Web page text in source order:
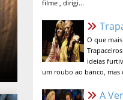
O que
ideias
um roubo ao banco, mas
A Verdade